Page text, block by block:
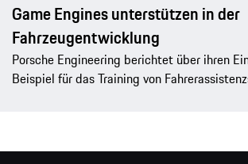
Game Engines unterstützen in der
Fahrzeugentwicklung
Porsche Engineering berichtet über ihren
Beispiel für das Training von